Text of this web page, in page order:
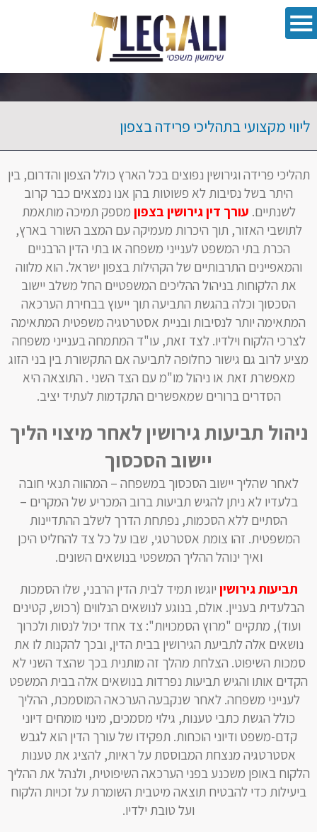
ליווי מקצועי בתהליכי פרידה בצפון
תהליכי פרידה וגירושין נפוצים בכל הארץ כולל הצפון והדרום, בין
היתר בשל נסיבות לא פשוטות בהן אנו נמצאים כבר קרוב
לשנתיים. עורך דין גירושין בצפון מספק תמיכה מותאמת
לתושבי האזור, תוך היכרות מעמיקה עם המצב השורר בארץ,
הכרת בתי המשפט לענייני משפחה או בתי הדין הרבניים
והמאפיינים התרבותיים של הקהילות בצפון ישראל. הוא מלווה
את הלקוחות בניהול ההליכים המשפטיים החל משלב יישוב
הסכסוך וכלה בהגשת התביעה תוך ייעוץ בבחירת הערכאה
המתאימה יותר לנסיבות ובניית אסטרטגיה משפטית המתאימה
לצרכי הלקוח וילדיו. לצד זאת, עו"ד המתמחה בענייני משפחה
מציע לרוב גם גישור כחלופה לתביעה אם התקשורת בין בני הזוג
מאפשרת זאת או ניהול מו"מ עם הצד השני . התוצאה היא
הסדרים ברורים שמאפשרים התקדמות לעתיד יציב.
ניהול תביעות גירושין לאחר מיצוי הליך
יישוב הסכסוך
לאחר שהליך יישוב הסכסוך במשפחה – המהווה תנאי חובה
בלעדיו לא ניתן להגיש תביעות ברוב המכריע של המקרים –
הסתיים ללא הסכמות, נפתחת הדרך לשלב ההתדיינות
המשפטית. זהו צומת אסטרטגי, שבו על כל צד להחליט היכן
ואיך ינוהל ההליך המשפטי בנושאים השונים.
תביעות גירושין יוגשו תמיד לבית הדין הרבני, שלו הסמכות
הבלעדית בעניין. אולם, בנוגע לנושאים הנלווים (רכוש, קטינים
ועוד), מתקיים "מרוץ הסמכויות": צד אחד יכול לנסות ולכרוך
נושאים אלה לתביעת הגירושין בבית הדין, ובכך להקנות לו את
סמכות השיפוט. הצלחת מהלך זה מותנית בכך שהצד השני לא
הקדים אותו והגיש תביעות נפרדות בנושאים אלה בבית המשפט
לענייני משפחה. לאחר שנקבעה הערכאה המוסמכת, ההליך
כולל הגשת כתבי טענות, גילוי מסמכים, מינוי מומחים דיוני
קדם-משפט ודיוני הוכחות. תפקידו של עורך הדין הוא לגבש
אסטרטגיה מנצחת המבוססת על ראיות, להציג את טענות
הלקוח באופן משכנע בפני הערכאה השיפוטית, ולנהל את ההליך
ביעילות כדי להבטיח תוצאה מיטבית השומרת על זכויות הלקוח
ועל טובת ילדיו.